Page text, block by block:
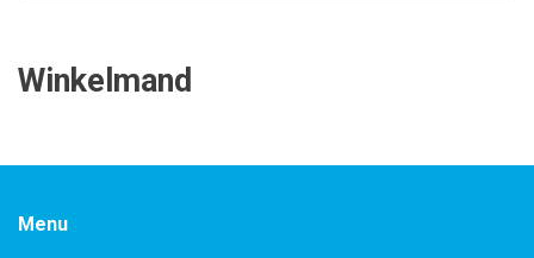
Winkelmand
Menu